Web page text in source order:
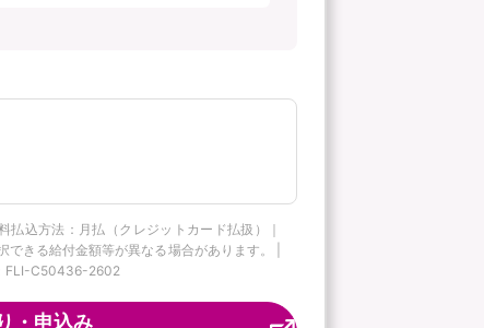
込方法：月払（クレジットカード払扱）｜
きる給付金額等が異なる場合があります。 |
FLI-C50436-2602
・申込み